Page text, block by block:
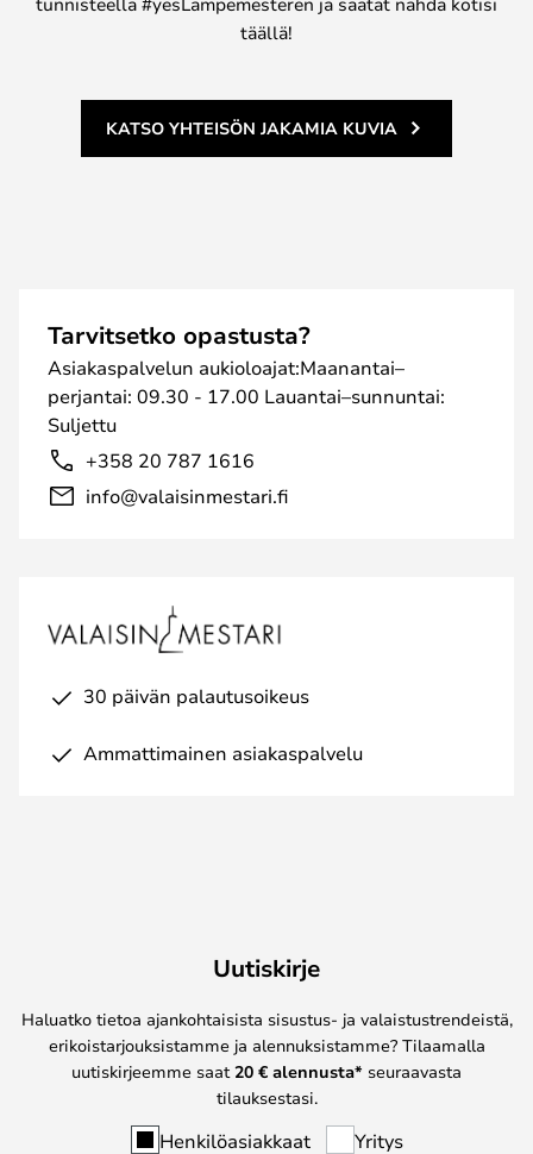
täällä!
KATSO YHTEISÖN JAKAMIA KUVIA
Tarvitsetko opastusta?
Asiakaspalvelun aukioloajat:Maanantai–
perjantai: 09.30 - 17.00 Lauantai–sunnuntai:
Suljettu
+358 20 787 1616
info@valaisinmestari.fi
30 päivän palautusoikeus
Ammattimainen asiakaspalvelu
Uutiskirje
Haluatko tietoa ajankohtaisista sisustus- ja valaistustrendeistä,
erikoistarjouksistamme ja alennuksistamme? Tilaamalla
uutiskirjeemme saat 20 € alennusta* seuraavasta
tilauksestasi.
Henkilöasiakkaat Yritys